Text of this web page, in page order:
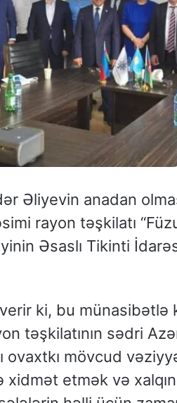
Əliyevin anadan
rayon təşkilatı
Əsaslı Tikinti
ki, bu münasibətlə
təşkilatının sədri
ovaxtkı mövcud
xidmət etmək və